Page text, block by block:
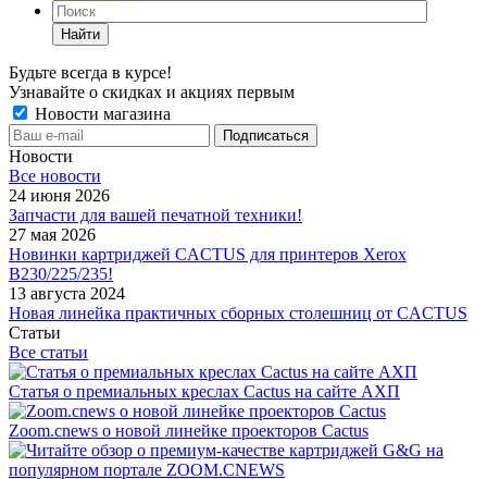
Найти
Будьте всегда в курсе!
Узнавайте о скидках и акциях первым
Новости магазина
Новости
Все новости
24 июня 2026
Запчасти для вашей печатной техники!
27 мая 2026
Новинки картриджей CACTUS для принтеров Xerox
B230/225/235!
13 августа 2024
Новая линейка практичных сборных столешниц от CACTUS
Статьи
Все статьи
Статья о премиальных креслах Cactus на сайте АХП
Zoom.cnews о новой линейке проекторов Cactus